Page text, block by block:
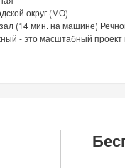
округ (МО)
(14 мин. на машине)
- это масштабный проект